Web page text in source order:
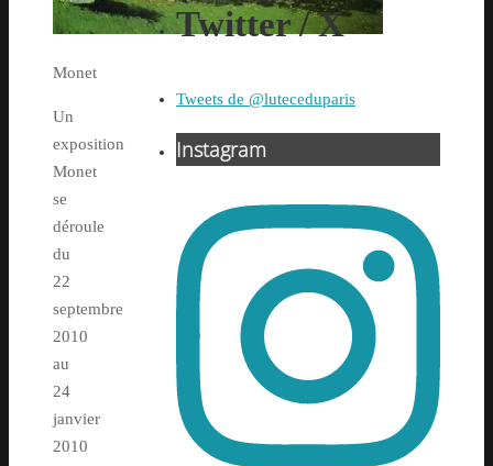
Monet
Un
exposition
Monet
se
déroule
du
22
septembre
2010
au
24
janvier
2010
Twitter / X
Tweets de @luteceduparis
Instagram